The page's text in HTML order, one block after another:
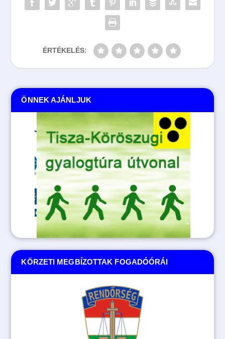
ÉRTÉKELÉS:
KÖRZETI MEGBÍZOTTAK FOGADÓÓRÁI
ÖNNEK AJÁNLJUK